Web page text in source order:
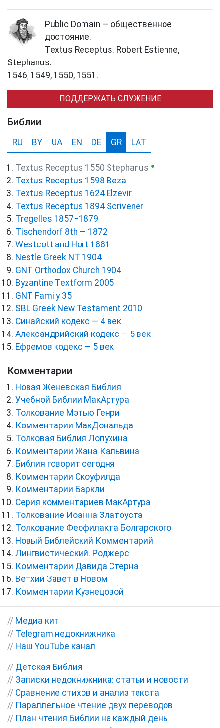
Public Domain — общественное
достояние.
Textus Receptus. Robert Estienne,
Stephanus.
1546, 1549, 1550, 1551.
ПОДДЕРЖАТЬ СЛУЖЕНИЕ
Библии
RU BY UA EN DE GR LAT
Textus Receptus 1550 Stephanus ●
Textus Receptus 1598 Beza
Textus Receptus 1624 Elzevir
Textus Receptus 1894 Scrivener
Tregelles 1857−1879
Tischendorf 8th — 1872
Westcott and Hort 1881
Nestle Greek NT 1904
GNT Orthodox Church 1904
Byzantine Textform 2005
GNT Family 35
SBL Greek New Testament 2010
Синайский кодекс — 4 век
Александрийский кодекс — 5 век
Ефремов кодекс — 5 век
Комментарии
Новая Женевская Библия
Учебной Библии МакАртура
Толкование Мэтью Генри
Комментарии МакДональда
Толковая Библия Лопухина
Комментарии Жана Кальвина
Библия говорит сегодня
Комментарии Скоуфилда
Комментарии Баркли
Серия комментариев МакАртура
Толкование Иоанна Златоуста
Толкование Феофилакта Болгарского
Новый Библейский Комментарий
Лингвистический. Роджерс
Комментарии Давида Стерна
Ветхий Завет в Новом
Комментарии Кузнецовой
// Медиа кит
// Telegram недокнижника
// Наш YouTube канал
// Детская Библия
// Записки недокнижника: статьи и новости
// Сравнение стихов и анализ текста
// Параллельное чтение двух переводов
// План чтения Библии на каждый день